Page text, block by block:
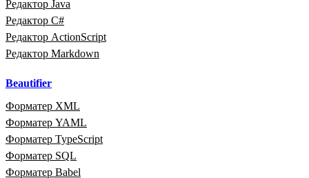
Редактор Java
Редактор C#
Редактор ActionScript
Редактор Markdown
Beautifier
Форматер XML
Форматер YAML
Форматер TypeScript
Форматер SQL
Форматер Babel